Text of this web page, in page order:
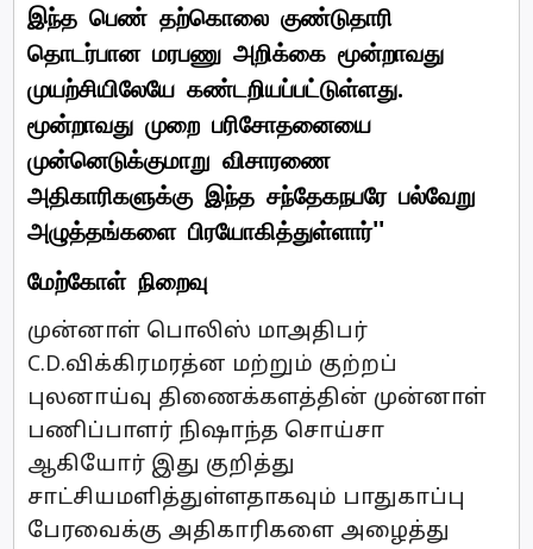
இந்த பெண் தற்கொலை குண்டுதாரி
தொடர்பான மரபணு அறிக்கை மூன்றாவது
முயற்சியிலேயே கண்டறியப்பட்டுள்ளது.
மூன்றாவது முறை பரிசோதனையை
முன்னெடுக்குமாறு விசாரணை
அதிகாரிகளுக்கு இந்த சந்தேகநபரே பல்வேறு
அழுத்தங்களை பிரயோகித்துள்ளார்''
மேற்கோள் நிறைவு
முன்னாள் பொலிஸ் மாஅதிபர்
C.D.விக்கிரமரத்ன மற்றும் குற்றப்
புலனாய்வு திணைக்களத்தின் முன்னாள்
பணிப்பாளர் நிஷாந்த சொய்சா
ஆகியோர் இது குறித்து
சாட்சியமளித்துள்ளதாகவும் பாதுகாப்பு
பேரவைக்கு அதிகாரிகளை அழைத்து